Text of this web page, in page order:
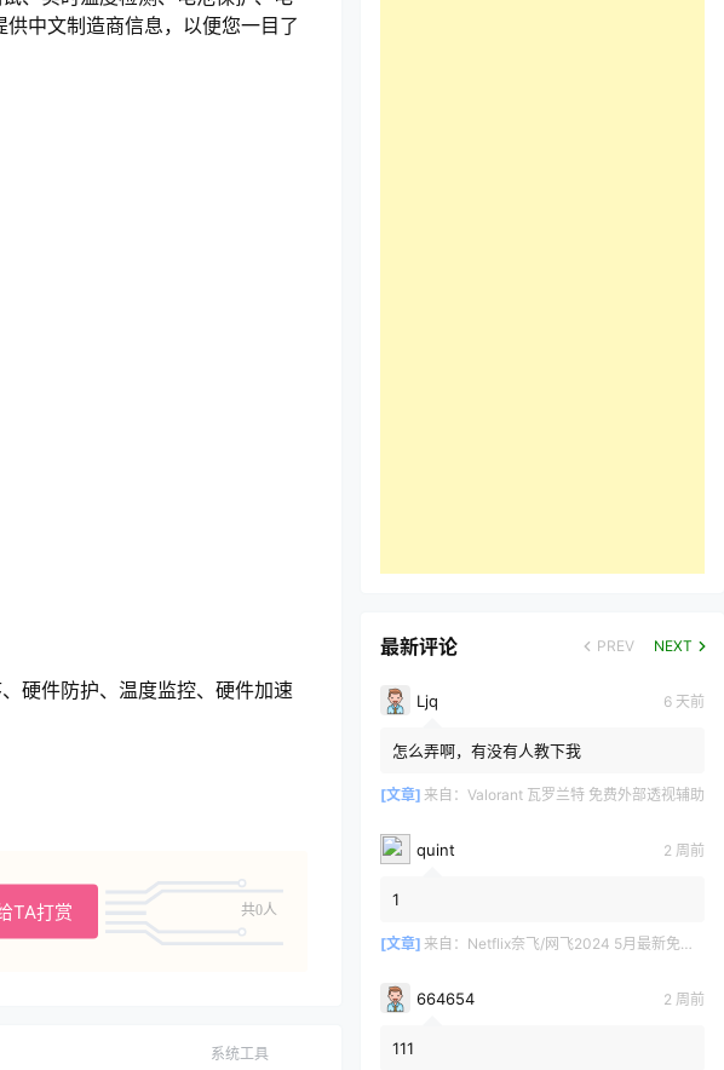
中文制造商信息，以便您一目了
硬件防护、温度监控、硬件加速
TA打赏 共0人
系统工具
最新评论 PREV NEXT
Ljq 6 天前
怎么弄啊，有没有人教下我
[文章] 来自： Valorant 瓦罗兰特 免费外部透视辅助
quint 2 周前
1
[文章] 来自： Netflix奈飞/网飞2024 5月最新免费共享账号
664654 2 周前
111